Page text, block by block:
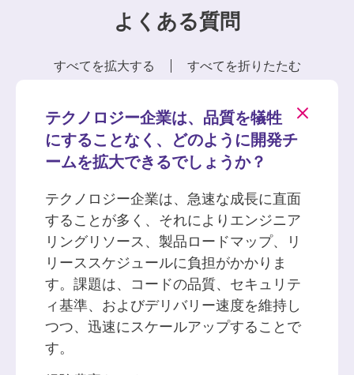
よくある質問
すべてを拡大する すべてを折りたたむ
テクノロジー企業は、品質を犠牲
にすることなく、どのように開発チ
ームを拡大できるでしょうか？
テクノロジー企業は、急速な成長に直面
することが多く、それによりエンジニア
リングリソース、製品ロードマップ、リ
リーススケジュールに負担がかかりま
す。課題は、コードの品質、セキュリテ
ィ基準、およびデリバリー速度を維持し
つつ、迅速にスケールアップすることで
す。